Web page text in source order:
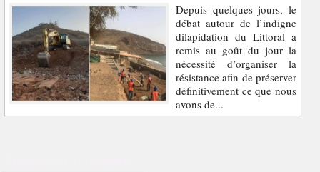
Depuis quelques jours, le
débat autour de l’indigne
dilapidation du Littoral a
remis au goût du jour la
nécessité d’organiser la
résistance afin de préserver
définitivement ce que nous
avons de...